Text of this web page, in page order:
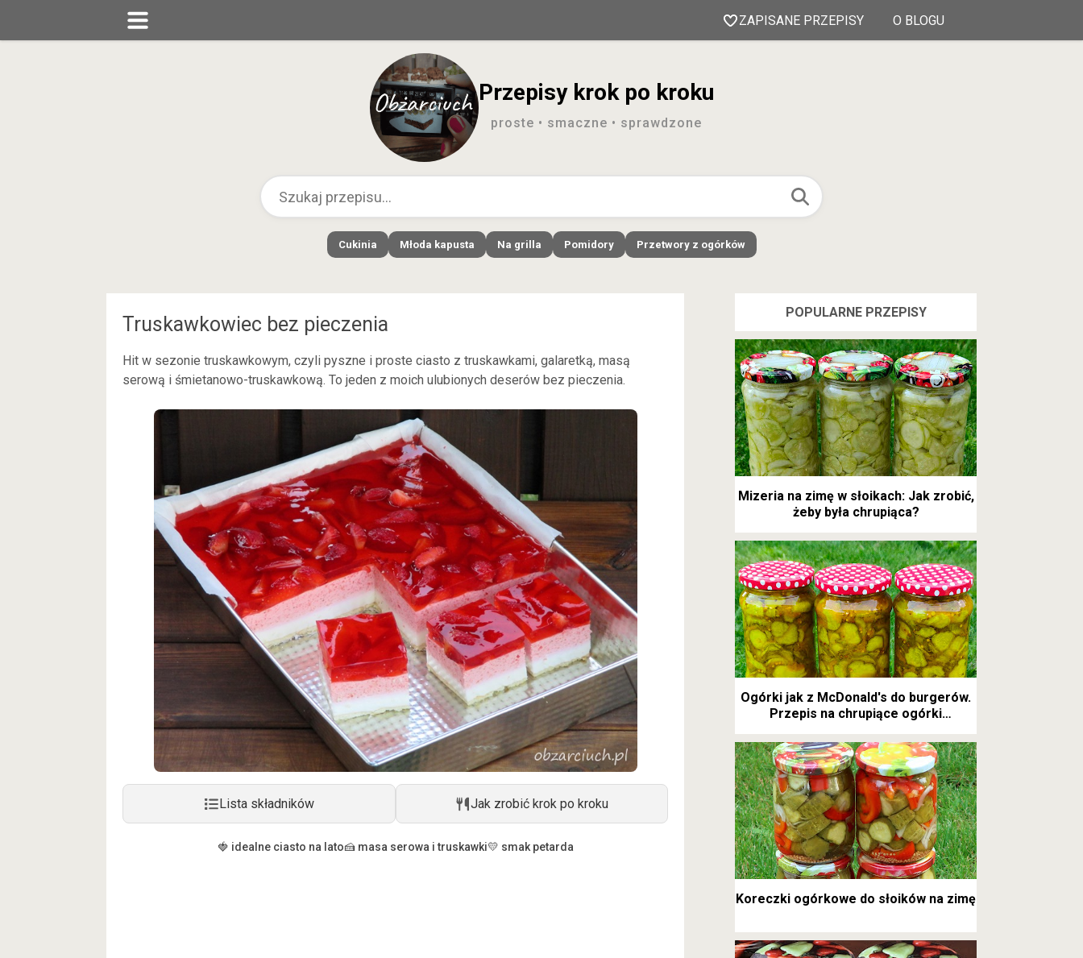
ZAPISANE PRZEPISY O BLOGU
Przepisy krok po kroku
proste • smaczne • sprawdzone
Cukinia Młoda kapusta Na grilla Pomidory Przetwory z ogórków
Truskawkowiec bez pieczenia
Hit w sezonie truskawkowym, czyli pyszne i proste ciasto z truskawkami, galaretką, masą
serową i śmietanowo-truskawkową. To jeden z moich ulubionych deserów bez pieczenia.
Lista składników Jak zrobić krok po kroku
🍓 idealne ciasto na lato🍰 masa serowa i truskawki💛 smak petarda
POPULARNE PRZEPISY
Mizeria na zimę w słoikach: Jak zrobić,
żeby była chrupiąca?
Ogórki jak z McDonald's do burgerów.
Przepis na chrupiące ogórki
Koreczki ogórkowe do słoików na zimę